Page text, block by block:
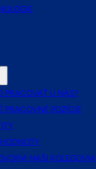
PRACOVAŤ U NÁS?
PRACOVNÉ POZÍCIE
NAŠI KOLEGOVIA